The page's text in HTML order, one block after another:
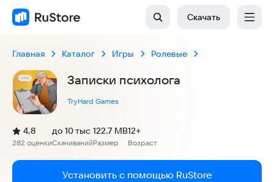
Скачать
Главная Каталог Игры Ролевые
Записки психолога
TryHard Games
Рейтинг:
4,8
(
282 оценки
)
Скачиваний
до 10 тыс
Размер
122.7 MB
Возраст
12+
Установить с помощью RuStore